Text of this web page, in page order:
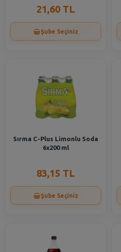
21,60 TL
Şube Seçiniz
Sırma C-Plus Limonlu Soda
6x200 ml
83,15 TL
Şube Seçiniz